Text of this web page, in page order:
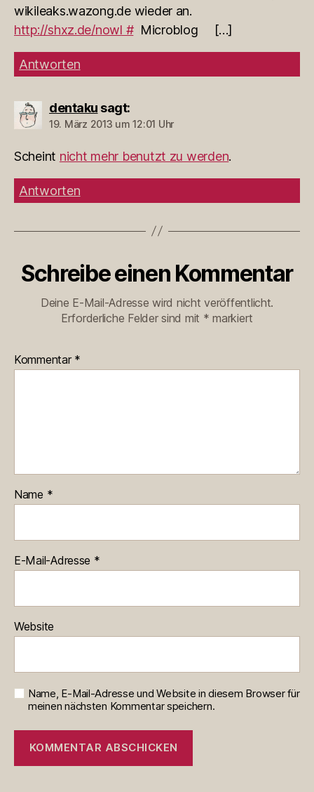
wikileaks.wazong.de wieder an.
http://shxz.de/nowl #Microblog […]
Antworten
dentaku sagt:
19. März 2013 um 12:01 Uhr
Scheint nicht mehr benutzt zu werden.
Antworten
Schreibe einen Kommentar
Deine E-Mail-Adresse wird nicht veröffentlicht.
Erforderliche Felder sind mit * markiert
Kommentar *
Name *
E-Mail-Adresse *
Website
Name, E-Mail-Adresse und Website in diesem Browser für
meinen nächsten Kommentar speichern.